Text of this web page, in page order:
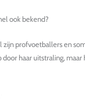
ook bekend?
zijn profvoetballers en
haar uitstraling, maar